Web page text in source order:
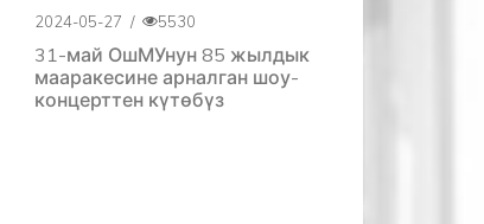
2024-05-27 / 5530
31-май ОшМУнун 85 жылдык
мааракесине арналган шоу-
концерттен күтөбүз